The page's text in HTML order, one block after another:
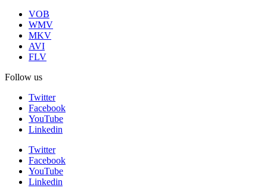
VOB
WMV
MKV
AVI
FLV
Follow us
Twitter
Facebook
YouTube
Linkedin
Twitter
Facebook
YouTube
Linkedin